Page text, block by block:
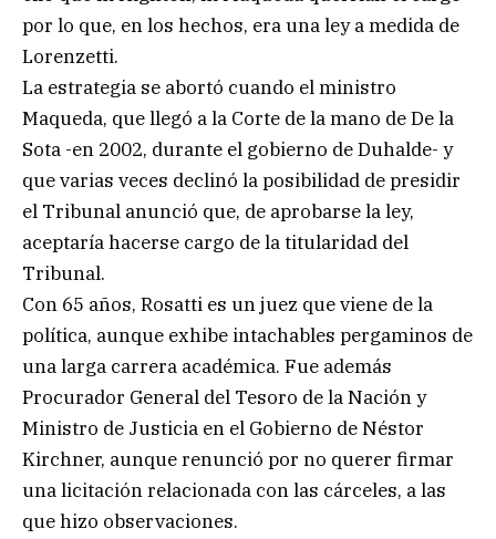
por lo que, en los hechos, era una ley a medida de
Lorenzetti.
La estrategia se abortó cuando el ministro
Maqueda, que llegó a la Corte de la mano de De la
Sota -en 2002, durante el gobierno de Duhalde- y
que varias veces declinó la posibilidad de presidir
el Tribunal anunció que, de aprobarse la ley,
aceptaría hacerse cargo de la titularidad del
Tribunal.
Con 65 años, Rosatti es un juez que viene de la
política, aunque exhibe intachables pergaminos de
una larga carrera académica. Fue además
Procurador General del Tesoro de la Nación y
Ministro de Justicia en el Gobierno de Néstor
Kirchner, aunque renunció por no querer firmar
una licitación relacionada con las cárceles, a las
que hizo observaciones.